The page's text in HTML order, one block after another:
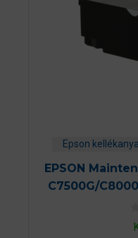
Epson
EPSON
C7500G/
0
a